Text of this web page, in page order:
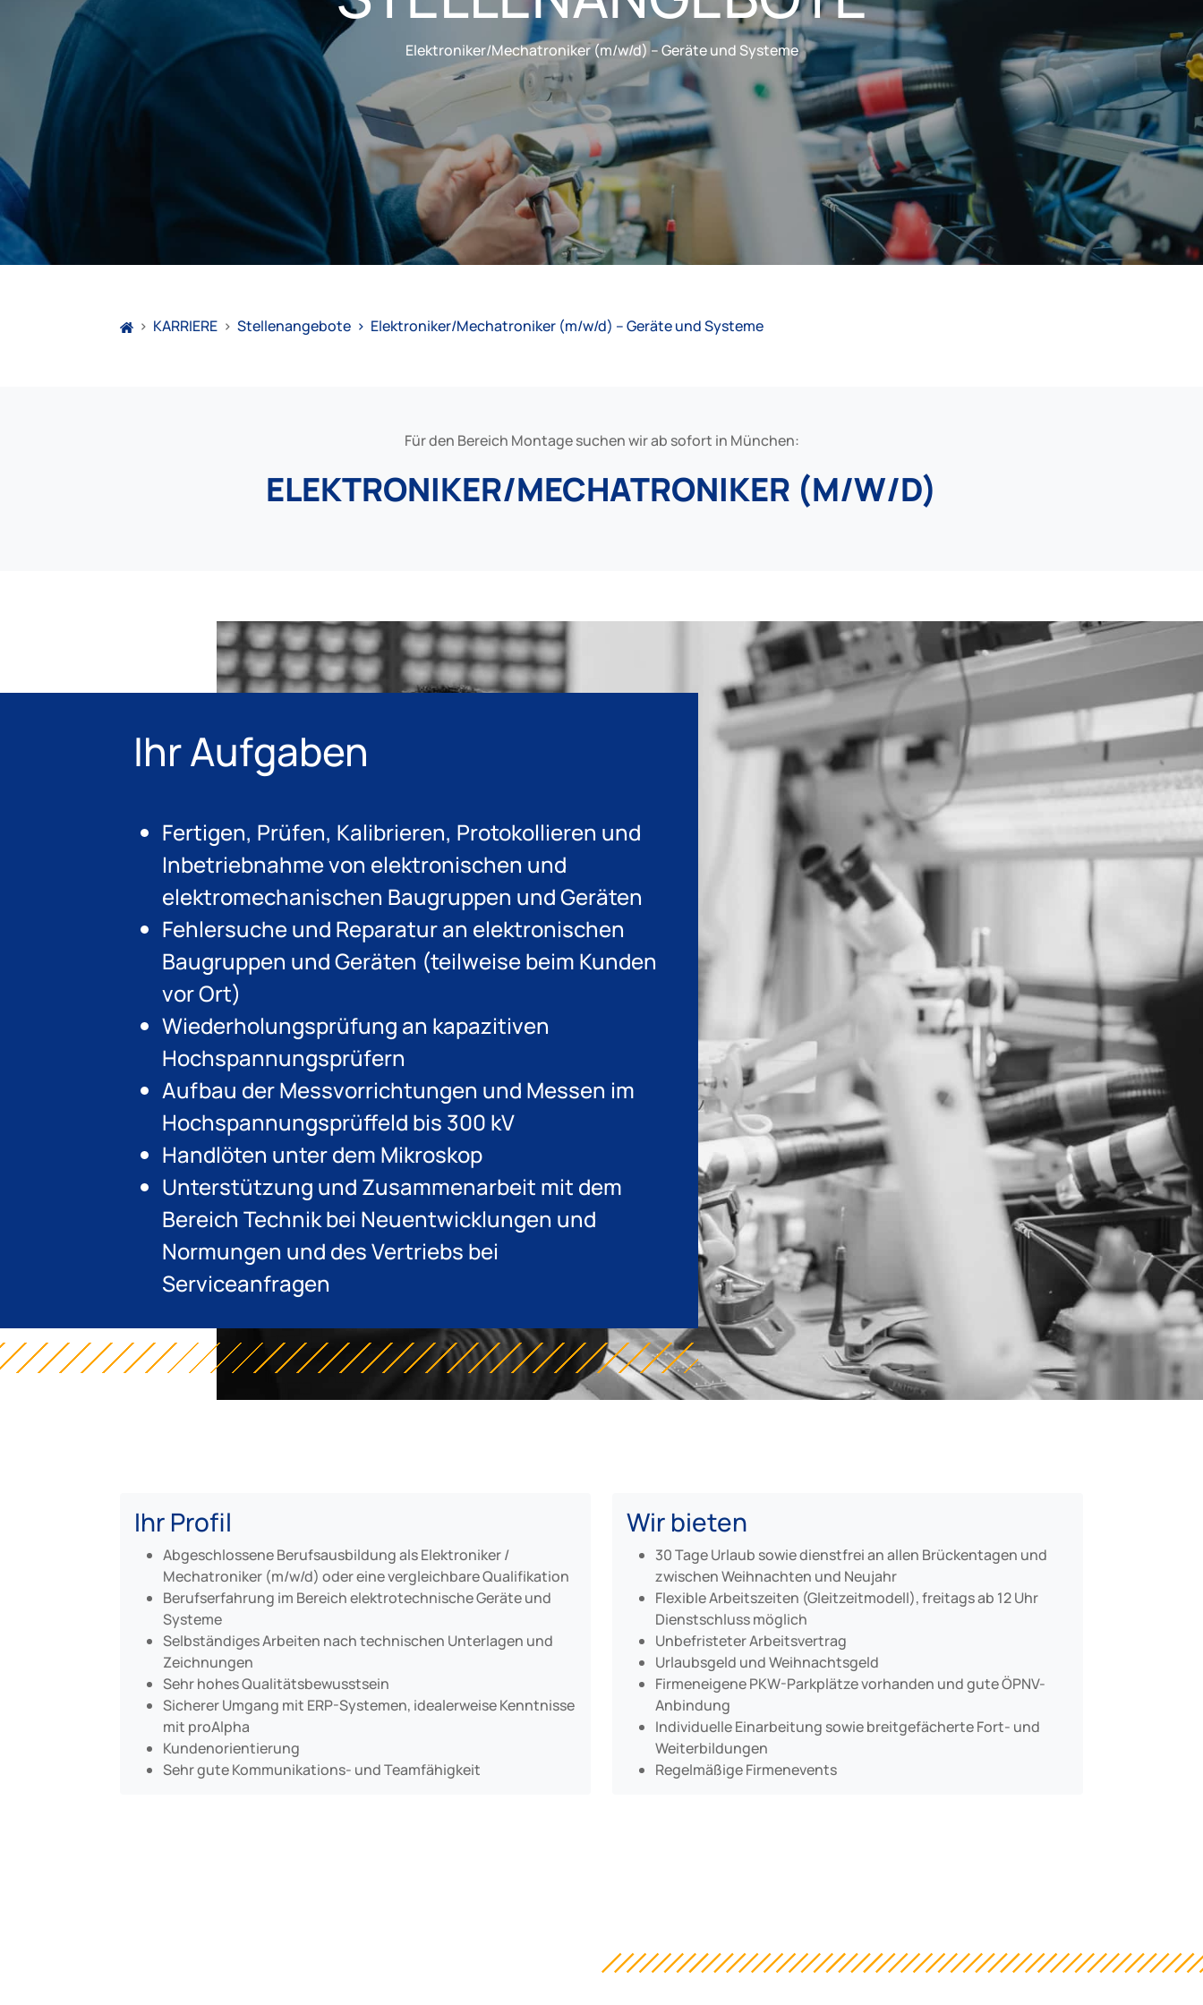
Elektroniker/Mechatroniker (m/w/d) – Geräte und Systeme
> KARRIERE > Stellenangebote > Elektroniker/Mechatroniker (m/w/d) – Geräte und Systeme
Für den Bereich Montage suchen wir ab sofort in München:
ELEKTRONIKER/MECHATRONIKER (M/W/D)
Ihr Aufgaben
Fertigen, Prüfen, Kalibrieren, Protokollieren und
Inbetriebnahme von elektronischen und
elektromechanischen Baugruppen und Geräten
Fehlersuche und Reparatur an elektronischen
Baugruppen und Geräten (teilweise beim Kunden
vor Ort)
Wiederholungsprüfung an kapazitiven
Hochspannungsprüfern
Aufbau der Messvorrichtungen und Messen im
Hochspannungsprüffeld bis 300 kV
Handlöten unter dem Mikroskop
Unterstützung und Zusammenarbeit mit dem
Bereich Technik bei Neuentwicklungen und
Normungen und des Vertriebs bei
Serviceanfragen
Ihr Profil
Abgeschlossene Berufsausbildung als Elektroniker /
Mechatroniker (m/w/d) oder eine vergleichbare Qualifikation
Berufserfahrung im Bereich elektrotechnische Geräte und
Systeme
Selbständiges Arbeiten nach technischen Unterlagen und
Zeichnungen
Sehr hohes Qualitätsbewusstsein
Sicherer Umgang mit ERP-Systemen, idealerweise Kenntnisse
mit proAlpha
Kundenorientierung
Sehr gute Kommunikations- und Teamfähigkeit
Wir bieten
30 Tage Urlaub sowie dienstfrei an allen Brückentagen und
zwischen Weihnachten und Neujahr
Flexible Arbeitszeiten (Gleitzeitmodell), freitags ab 12 Uhr
Dienstschluss möglich
Unbefristeter Arbeitsvertrag
Urlaubsgeld und Weihnachtsgeld
Firmeneigene PKW-Parkplätze vorhanden und gute ÖPNV-
Anbindung
Individuelle Einarbeitung sowie breitgefächerte Fort- und
Weiterbildungen
Regelmäßige Firmenevents